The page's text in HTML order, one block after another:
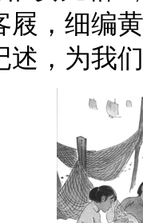
屐，细编
述，为我